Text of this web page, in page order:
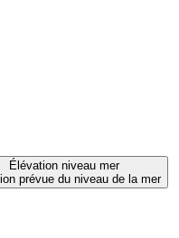
Élévation niveau mer
prévue du niveau de la mer